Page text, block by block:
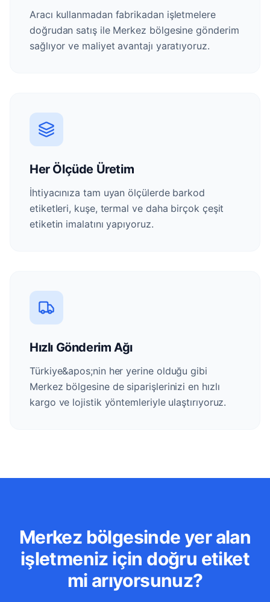
Aracı kullanmadan fabrikadan işletmelere
doğrudan satış ile Merkez bölgesine gönderim
sağlıyor ve maliyet avantajı yaratıyoruz.
Her Ölçüde Üretim
İhtiyacınıza tam uyan ölçülerde barkod
etiketleri, kuşe, termal ve daha birçok çeşit
etiketin imalatını yapıyoruz.
Hızlı Gönderim Ağı
Türkiye&apos;nin her yerine olduğu gibi
Merkez bölgesine de siparişlerinizi en hızlı
kargo ve lojistik yöntemleriyle ulaştırıyoruz.
Merkez bölgesinde yer alan
işletmeniz için doğru etiket
mi arıyorsunuz?